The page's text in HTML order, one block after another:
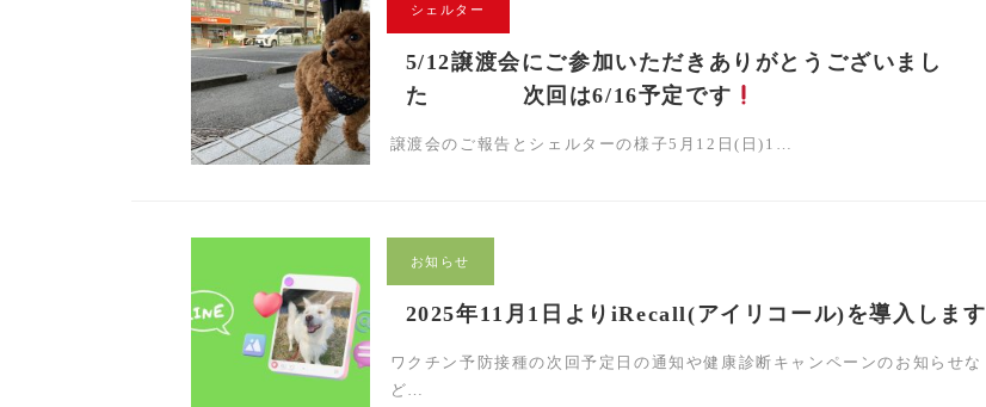
シェルター
5/12譲渡会にご参加いただきありがとうございまし
た 次回は6/16予定です
譲渡会のご報告とシェルターの様子5月12日(日)1…
お知らせ
2025年11月1日よりiRecall(アイリコール)を導入します
ワクチン予防接種の次回予定日の通知や健康診断キャンペーンのお知らせな
ど…